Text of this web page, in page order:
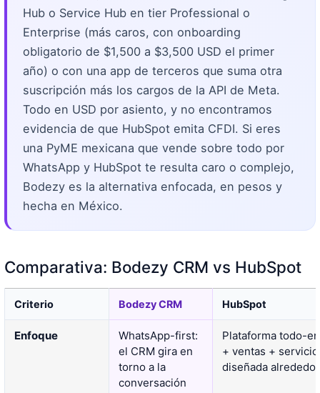
Hub o Service Hub en tier Professional o
Enterprise (más caros, con onboarding
obligatorio de $1,500 a $3,500 USD el primer
año) o con una app de terceros que suma otra
suscripción más los cargos de la API de Meta.
Todo en USD por asiento, y no encontramos
evidencia de que HubSpot emita CFDI. Si eres
una PyME mexicana que vende sobre todo por
WhatsApp y HubSpot te resulta caro o complejo,
Bodezy es la alternativa enfocada, en pesos y
hecha en México.
Comparativa: Bodezy CRM vs HubSpot
Criterio Bodezy CRM HubSpot
Enfoque
WhatsApp-first:
el CRM gira en
torno a la
conversación
Plataforma todo-
+ ventas +
diseñada